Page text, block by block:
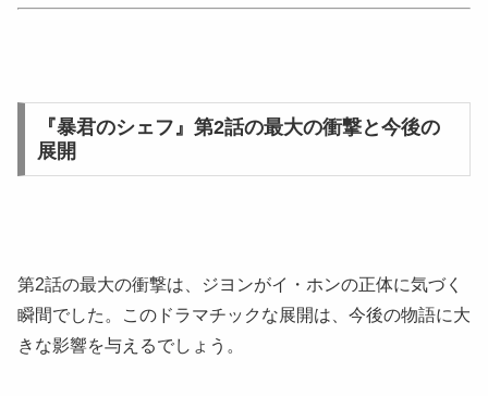
『暴君のシェフ』第2話の最大の衝撃と今後の
展開
第2話の最大の衝撃は、ジヨンがイ・ホンの正体に気づく
瞬間でした。このドラマチックな展開は、今後の物語に大
きな影響を与えるでしょう。